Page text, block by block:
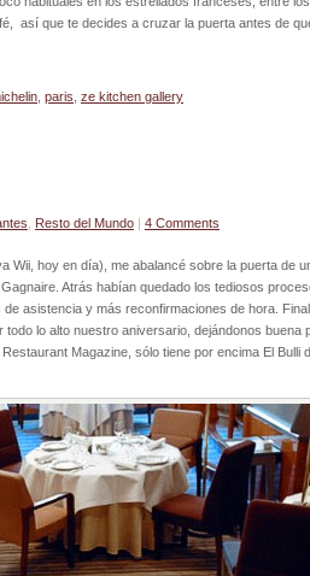
así que te decides a cruzar la puerta antes de
paris ze kitchen gallery
Resto del Mundo | 4 Comments
Wii, hoy en día), me abalancé sobre la puerta de
Atrás habían quedado los tediosos
asistencia y más reconfirmaciones de hora.
lo alto nuestro aniversario, dejándonos buena
Magazine, sólo tiene por encima El Bulli